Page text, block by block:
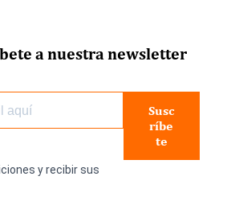
a nuestra newsletter
Susc
ríbe
te
y recibir sus